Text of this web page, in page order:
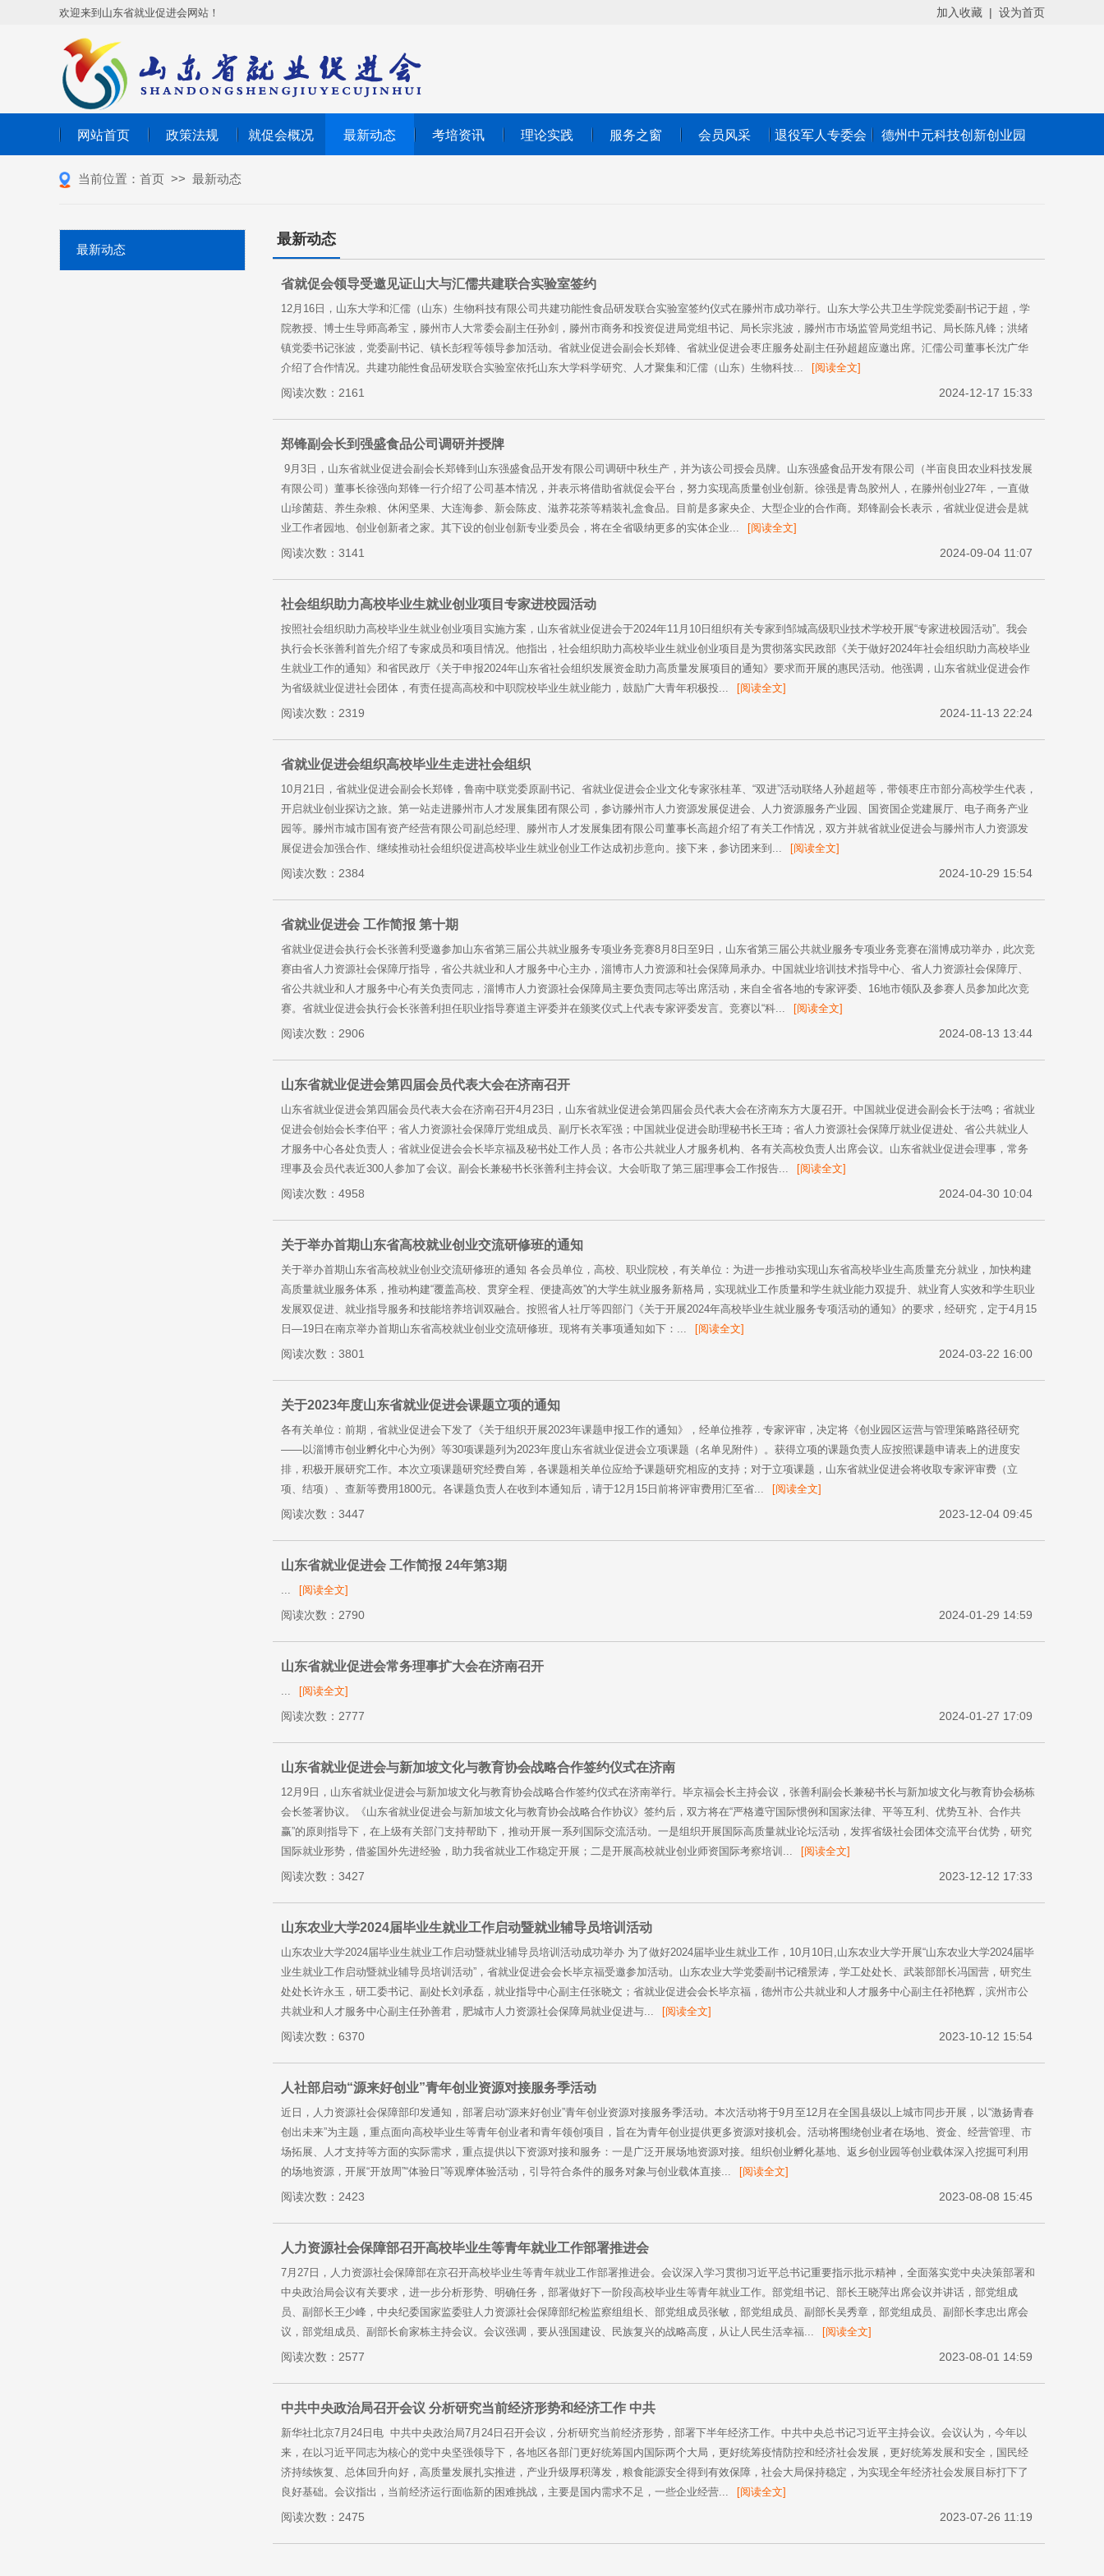
欢迎来到山东省就业促进会网站！ 加入收藏 | 设为首页
网站首页 政策法规 就促会概况 最新动态 考培资讯 理论实践 服务之窗 会员风采 退役军人专委会 德州中元科技创新创业园
当前位置： 首页 >> 最新动态
最新动态
最新动态
省就促会领导受邀见证山大与汇儒共建联合实验室签约
12月16日，山东大学和汇儒（山东）生物科技有限公司共建功能性食品研发联合实验室签约仪式在滕州市成功举行。山东大学公共卫生学院党委副书记于超，学
院教授、博士生导师高希宝，滕州市人大常委会副主任孙剑，滕州市商务和投资促进局党组书记、局长宗兆波，滕州市市场监管局党组书记、局长陈凡锋；洪绪
镇党委书记张波，党委副书记、镇长彭程等领导参加活动。省就业促进会副会长郑锋、省就业促进会枣庄服务处副主任孙超超应邀出席。汇儒公司董事长沈广华
介绍了合作情况。共建功能性食品研发联合实验室依托山东大学科学研究、人才聚集和汇儒（山东）生物科技...
[阅读全文]
阅读次数：2161 2024-12-17 15:33
郑锋副会长到强盛食品公司调研并授牌
9月3日，山东省就业促进会副会长郑锋到山东强盛食品开发有限公司调研中秋生产，并为该公司授会员牌。山东强盛食品开发有限公司（半亩良田农业科技发展
有限公司）董事长徐强向郑锋一行介绍了公司基本情况，并表示将借助省就促会平台，努力实现高质量创业创新。徐强是青岛胶州人，在滕州创业27年，一直做
山珍菌菇、养生杂粮、休闲坚果、大连海参、新会陈皮、滋养花茶等精装礼盒食品。目前是多家央企、大型企业的合作商。郑锋副会长表示，省就业促进会是就
业工作者园地、创业创新者之家。其下设的创业创新专业委员会，将在全省吸纳更多的实体企业...
[阅读全文]
阅读次数：3141 2024-09-04 11:07
社会组织助力高校毕业生就业创业项目专家进校园活动
按照社会组织助力高校毕业生就业创业项目实施方案，山东省就业促进会于2024年11月10日组织有关专家到邹城高级职业技术学校开展“专家进校园活动”。我会
执行会长张善利首先介绍了专家成员和项目情况。他指出，社会组织助力高校毕业生就业创业项目是为贯彻落实民政部《关于做好2024年社会组织助力高校毕业
生就业工作的通知》和省民政厅《关于申报2024年山东省社会组织发展资金助力高质量发展项目的通知》要求而开展的惠民活动。他强调，山东省就业促进会作
为省级就业促进社会团体，有责任提高高校和中职院校毕业生就业能力，鼓励广大青年积极投...
[阅读全文]
阅读次数：2319 2024-11-13 22:24
省就业促进会组织高校毕业生走进社会组织
10月21日，省就业促进会副会长郑锋，鲁南中联党委原副书记、省就业促进会企业文化专家张桂革、“双进”活动联络人孙超超等，带领枣庄市部分高校学生代表，
开启就业创业探访之旅。第一站走进滕州市人才发展集团有限公司，参访滕州市人力资源发展促进会、人力资源服务产业园、国资国企党建展厅、电子商务产业
园等。滕州市城市国有资产经营有限公司副总经理、滕州市人才发展集团有限公司董事长高超介绍了有关工作情况，双方并就省就业促进会与滕州市人力资源发
展促进会加强合作、继续推动社会组织促进高校毕业生就业创业工作达成初步意向。接下来，参访团来到...
[阅读全文]
阅读次数：2384 2024-10-29 15:54
省就业促进会 工作简报 第十期
省就业促进会执行会长张善利受邀参加山东省第三届公共就业服务专项业务竞赛8月8日至9日，山东省第三届公共就业服务专项业务竞赛在淄博成功举办，此次竞
赛由省人力资源社会保障厅指导，省公共就业和人才服务中心主办，淄博市人力资源和社会保障局承办。中国就业培训技术指导中心、省人力资源社会保障厅、
省公共就业和人才服务中心有关负责同志，淄博市人力资源社会保障局主要负责同志等出席活动，来自全省各地的专家评委、16地市领队及参赛人员参加此次竞
赛。省就业促进会执行会长张善利担任职业指导赛道主评委并在颁奖仪式上代表专家评委发言。竞赛以“科...
[阅读全文]
阅读次数：2906 2024-08-13 13:44
山东省就业促进会第四届会员代表大会在济南召开
山东省就业促进会第四届会员代表大会在济南召开4月23日，山东省就业促进会第四届会员代表大会在济南东方大厦召开。中国就业促进会副会长于法鸣；省就业
促进会创始会长李伯平；省人力资源社会保障厅党组成员、副厅长衣军强；中国就业促进会助理秘书长王琦；省人力资源社会保障厅就业促进处、省公共就业人
才服务中心各处负责人；省就业促进会会长毕京福及秘书处工作人员；各市公共就业人才服务机构、各有关高校负责人出席会议。山东省就业促进会理事，常务
理事及会员代表近300人参加了会议。副会长兼秘书长张善利主持会议。大会听取了第三届理事会工作报告...
[阅读全文]
阅读次数：4958 2024-04-30 10:04
关于举办首期山东省高校就业创业交流研修班的通知
关于举办首期山东省高校就业创业交流研修班的通知 各会员单位，高校、职业院校，有关单位：为进一步推动实现山东省高校毕业生高质量充分就业，加快构建
高质量就业服务体系，推动构建“覆盖高校、贯穿全程、便捷高效”的大学生就业服务新格局，实现就业工作质量和学生就业能力双提升、就业育人实效和学生职业
发展双促进、就业指导服务和技能培养培训双融合。按照省人社厅等四部门《关于开展2024年高校毕业生就业服务专项活动的通知》的要求，经研究，定于4月15
日—19日在南京举办首期山东省高校就业创业交流研修班。现将有关事项通知如下：...
[阅读全文]
阅读次数：3801 2024-03-22 16:00
关于2023年度山东省就业促进会课题立项的通知
各有关单位：前期，省就业促进会下发了《关于组织开展2023年课题申报工作的通知》，经单位推荐，专家评审，决定将《创业园区运营与管理策略路径研究
——以淄博市创业孵化中心为例》等30项课题列为2023年度山东省就业促进会立项课题（名单见附件）。获得立项的课题负责人应按照课题申请表上的进度安
排，积极开展研究工作。本次立项课题研究经费自筹，各课题相关单位应给予课题研究相应的支持；对于立项课题，山东省就业促进会将收取专家评审费（立
项、结项）、查新等费用1800元。各课题负责人在收到本通知后，请于12月15日前将评审费用汇至省...
[阅读全文]
阅读次数：3447 2023-12-04 09:45
山东省就业促进会 工作简报 24年第3期
... [阅读全文]
阅读次数：2790 2024-01-29 14:59
山东省就业促进会常务理事扩大会在济南召开
... [阅读全文]
阅读次数：2777 2024-01-27 17:09
山东省就业促进会与新加坡文化与教育协会战略合作签约仪式在济南
12月9日，山东省就业促进会与新加坡文化与教育协会战略合作签约仪式在济南举行。毕京福会长主持会议，张善利副会长兼秘书长与新加坡文化与教育协会杨栋
会长签署协议。《山东省就业促进会与新加坡文化与教育协会战略合作协议》签约后，双方将在“严格遵守国际惯例和国家法律、平等互利、优势互补、合作共
赢”的原则指导下，在上级有关部门支持帮助下，推动开展一系列国际交流活动。一是组织开展国际高质量就业论坛活动，发挥省级社会团体交流平台优势，研究
国际就业形势，借鉴国外先进经验，助力我省就业工作稳定开展；二是开展高校就业创业师资国际考察培训...
[阅读全文]
阅读次数：3427 2023-12-12 17:33
山东农业大学2024届毕业生就业工作启动暨就业辅导员培训活动
山东农业大学2024届毕业生就业工作启动暨就业辅导员培训活动成功举办 为了做好2024届毕业生就业工作，10月10日,山东农业大学开展“山东农业大学2024届毕
业生就业工作启动暨就业辅导员培训活动”，省就业促进会会长毕京福受邀参加活动。山东农业大学党委副书记稽景涛，学工处处长、武装部部长冯国营，研究生
处处长许永玉，研工委书记、副处长刘承磊，就业指导中心副主任张晓文；省就业促进会会长毕京福，德州市公共就业和人才服务中心副主任祁艳辉，滨州市公
共就业和人才服务中心副主任孙善君，肥城市人力资源社会保障局就业促进与...
[阅读全文]
阅读次数：6370 2023-10-12 15:54
人社部启动“源来好创业”青年创业资源对接服务季活动
近日，人力资源社会保障部印发通知，部署启动“源来好创业”青年创业资源对接服务季活动。本次活动将于9月至12月在全国县级以上城市同步开展，以“激扬青春
创出未来”为主题，重点面向高校毕业生等青年创业者和青年领创项目，旨在为青年创业提供更多资源对接机会。活动将围绕创业者在场地、资金、经营管理、市
场拓展、人才支持等方面的实际需求，重点提供以下资源对接和服务：一是广泛开展场地资源对接。组织创业孵化基地、返乡创业园等创业载体深入挖掘可利用
的场地资源，开展“开放周”“体验日”等观摩体验活动，引导符合条件的服务对象与创业载体直接...
[阅读全文]
阅读次数：2423 2023-08-08 15:45
人力资源社会保障部召开高校毕业生等青年就业工作部署推进会
7月27日，人力资源社会保障部在京召开高校毕业生等青年就业工作部署推进会。会议深入学习贯彻习近平总书记重要指示批示精神，全面落实党中央决策部署和
中央政治局会议有关要求，进一步分析形势、明确任务，部署做好下一阶段高校毕业生等青年就业工作。部党组书记、部长王晓萍出席会议并讲话，部党组成
员、副部长王少峰，中央纪委国家监委驻人力资源社会保障部纪检监察组组长、部党组成员张敏，部党组成员、副部长吴秀章，部党组成员、副部长李忠出席会
议，部党组成员、副部长俞家栋主持会议。会议强调，要从强国建设、民族复兴的战略高度，从让人民生活幸福...
[阅读全文]
阅读次数：2577 2023-08-01 14:59
中共中央政治局召开会议 分析研究当前经济形势和经济工作 中共
新华社北京7月24日电 中共中央政治局7月24日召开会议，分析研究当前经济形势，部署下半年经济工作。中共中央总书记习近平主持会议。会议认为，今年以
来，在以习近平同志为核心的党中央坚强领导下，各地区各部门更好统筹国内国际两个大局，更好统筹疫情防控和经济社会发展，更好统筹发展和安全，国民经
济持续恢复、总体回升向好，高质量发展扎实推进，产业升级厚积薄发，粮食能源安全得到有效保障，社会大局保持稳定，为实现全年经济社会发展目标打下了
良好基础。会议指出，当前经济运行面临新的困难挑战，主要是国内需求不足，一些企业经营...
[阅读全文]
阅读次数：2475 2023-07-26 11:19